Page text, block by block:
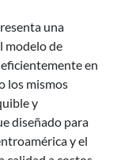
una
modelo de
en
los mismos
y
diseñado para
y el